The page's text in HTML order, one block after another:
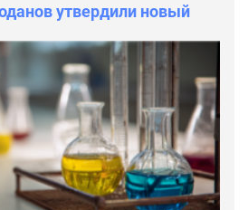
утвердили новый